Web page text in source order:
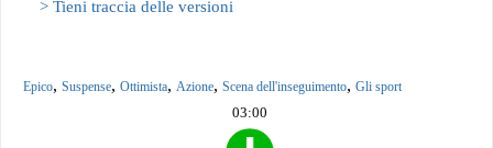
> Tieni traccia delle versioni
Epico, Suspense, Ottimista, Azione, Scena dell'inseguimento, Gli sport
03:00